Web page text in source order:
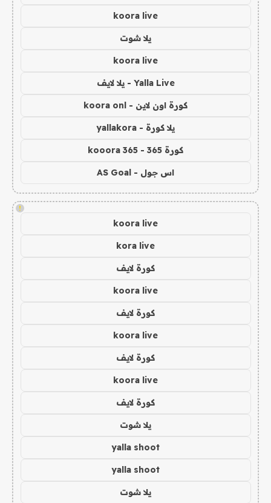
koora live
يلا شوت
koora live
Yalla Live - يلا لايف
كورة اون لاين - koora onl
يلا كورة - yallakora
كورة 365 - kooora 365
اس جول - AS Goal
!
koora live
kora live
كورة لايف
koora live
كورة لايف
koora live
كورة لايف
koora live
كورة لايف
يلا شوت
yalla shoot
yalla shoot
يلا شوت